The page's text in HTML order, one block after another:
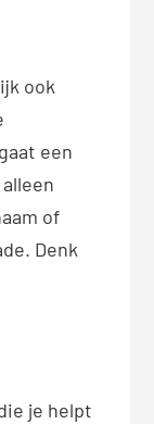
ook
gaat een
of
Denk
je helpt